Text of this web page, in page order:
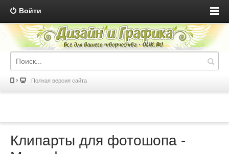
Войти
Полная версия сайта
Клипарты для фотошопа -